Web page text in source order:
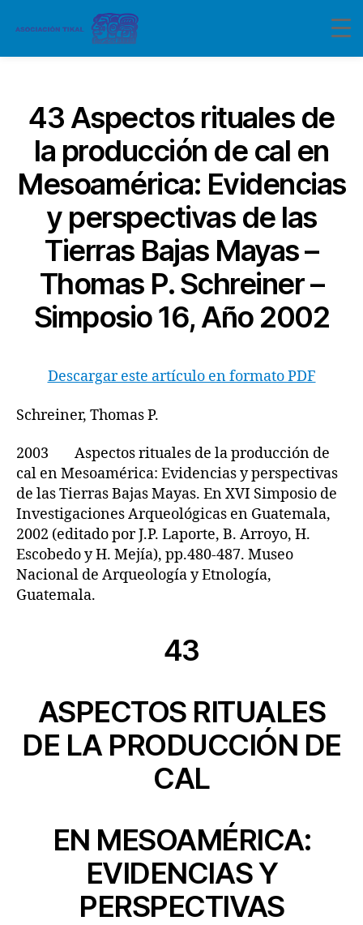
43 Aspectos rituales de
la producción de cal en
Mesoamérica: Evidencias
y perspectivas de las
Tierras Bajas Mayas –
Thomas P. Schreiner –
Simposio 16, Año 2002
Descargar este artículo en formato PDF
Schreiner, Thomas P.
2003 Aspectos rituales de la producción de
cal en Mesoamérica: Evidencias y perspectivas
de las Tierras Bajas Mayas. En XVI Simposio de
Investigaciones Arqueológicas en Guatemala,
2002 (editado por J.P. Laporte, B. Arroyo, H.
Escobedo y H. Mejía), pp.480-487. Museo
Nacional de Arqueología y Etnología,
Guatemala.
43
ASPECTOS RITUALES
DE LA PRODUCCIÓN DE
CAL
EN MESOAMÉRICA:
EVIDENCIAS Y
PERSPECTIVAS